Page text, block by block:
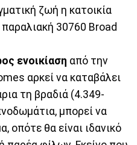
ζωή η κατοικία
30760 Broad
ενοικίαση από την
αρκεί να καταβάλει
τη βραδιά (4.349-
μπορεί να
οπότε θα είναι ιδανικό